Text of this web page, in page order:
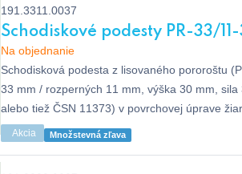
191.3311.0037
Schodiskové podesty PR-33/
Na objednanie
Schodisková podesta z lisovaného pororoštu
33 mm / rozperných 11 mm, výška 30 mm,
alebo tiež ČSN 11373) v povrchovej úprave
ISO 1461, bez protišmyku.
Akcia Množstevná zľava